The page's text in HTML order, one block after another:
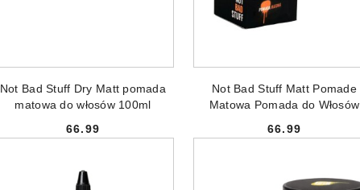
Not Bad Stuff Dry Matt pomada
matowa do włosów 100ml
Cena:
66.99
Not Bad Stuff Matt Pomade
Matowa Pomada do Włosów
Cena:
66.99